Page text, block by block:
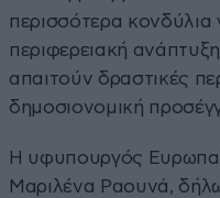
περισσότερα κονδύλια
περιφερειακή
απαιτούν δραστικές
δημοσιονομική
Η υφυπουργός
Μαριλένα Ραουνά,